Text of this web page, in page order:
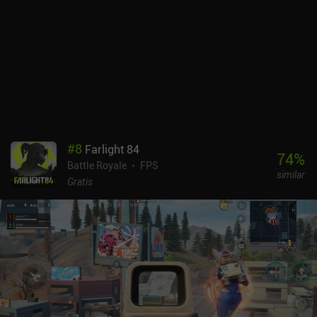
#8 Farlight 84
Battle Royale
FPS
Gratis
74%
similar